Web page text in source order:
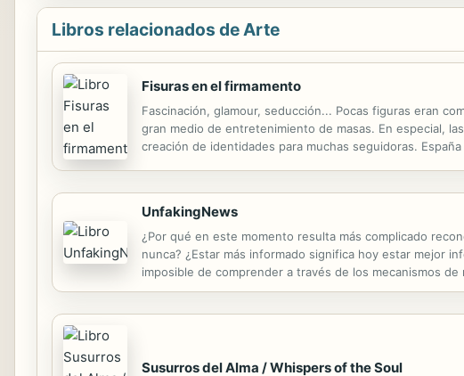
Libros relacionados de Arte
Fisuras en el firmamento
Fascinación, glamour, seducción... Pocas figuras eran
gran medio de entretenimiento de masas. En especial,
creación de identidades para muchas seguidoras.
UnfakingNews
¿Por qué en este momento resulta más complicado
nunca? ¿Estar más informado significa hoy estar mejor
imposible de comprender a través de los mecanismos
a la desilusión de estar informado, como si la sensación
Susurros del Alma / Whispers of the Soul